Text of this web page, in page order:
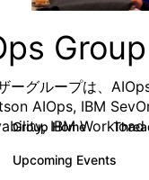
ーグループは、
AIOps, IBM
IBM Workload
Group Home
Upcoming Events